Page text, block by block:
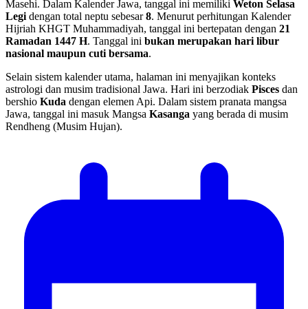
Masehi. Dalam Kalender Jawa, tanggal ini memiliki Weton Selasa
Legi dengan total neptu sebesar8. Menurut perhitungan Kalender
Hijriah KHGT Muhammadiyah, tanggal ini bertepatan dengan 21
Ramadan 1447 H. Tanggal ini bukan merupakan hari libur
nasional maupun cuti bersama.
Selain sistem kalender utama, halaman ini menyajikan konteks
astrologi dan musim tradisional Jawa. Hari ini berzodiak Pisces dan
bershio Kuda dengan elemen Api. Dalam sistem pranata mangsa
Jawa, tanggal ini masuk Mangsa Kasanga yang berada di musim
Rendheng (Musim Hujan).